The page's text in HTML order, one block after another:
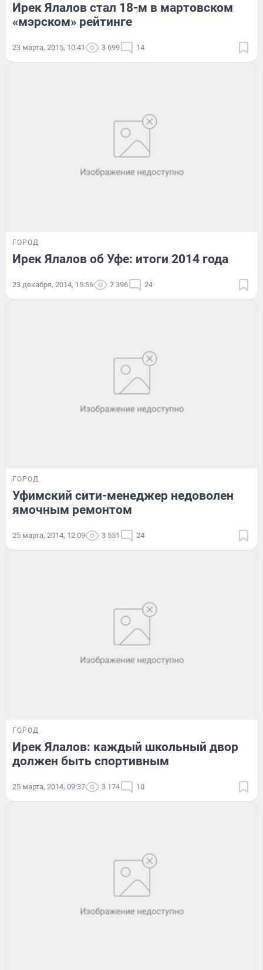
Ирек Ялалов стал 18-м в мартовском
«мэрском» рейтинге
23 марта, 2015, 10:41 3 699 14
ГОРОД
Ирек Ялалов об Уфе: итоги 2014 года
23 декабря, 2014, 15:56 7 396 24
ГОРОД
Уфимский сити-менеджер недоволен
ямочным ремонтом
25 марта, 2014, 12:09 3 551 24
ГОРОД
Ирек Ялалов: каждый школьный двор
должен быть спортивным
25 марта, 2014, 09:37 3 174 10